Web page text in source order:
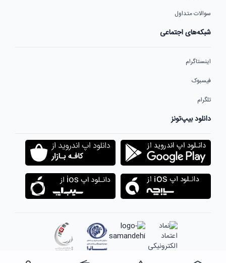
سوالات متداول
شبکه‌های اجتماعی
اینستاگرام
فیسبوک
تلگرام
دانلود بیپ‌تونز